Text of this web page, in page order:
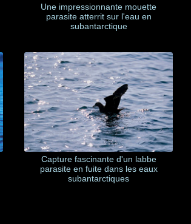
Une impressionnante mouette
parasite atterrit sur l'eau en
subantarctique
Capture fascinante d'un labbe
parasite en fuite dans les eaux
subantarctiques